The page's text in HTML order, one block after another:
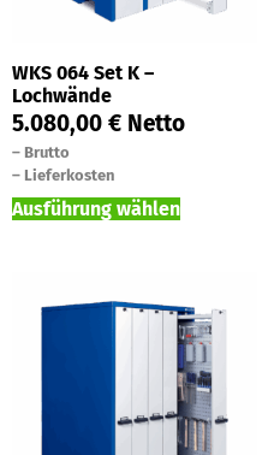
WKS 064 Set K –
Lochwände
5.080,00 € Netto
– Brutto
– Lieferkosten
Ausführung wählen